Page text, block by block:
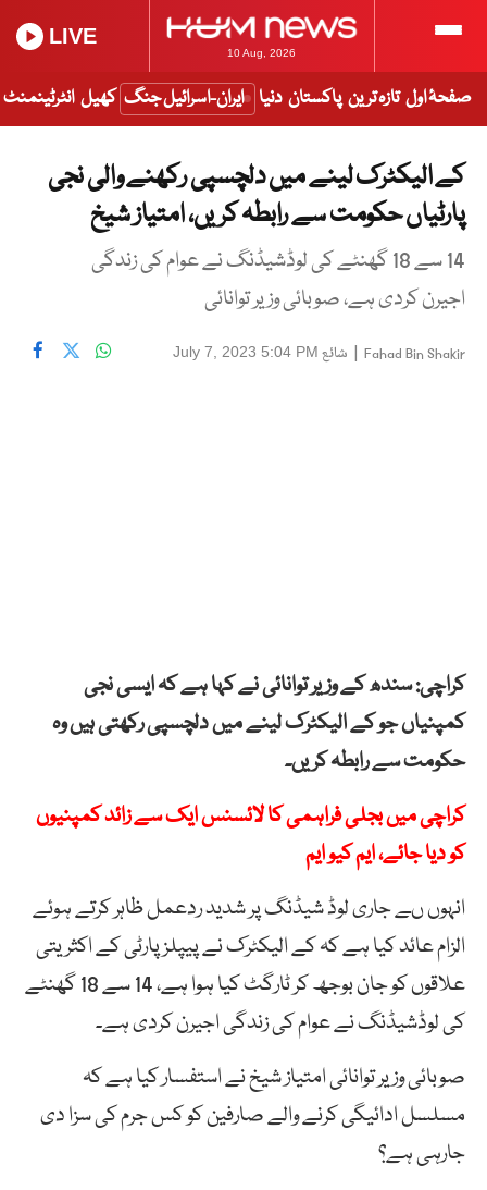
10 Aug, 2026
LIVE
صفحۂ اول تازہ ترین پاکستان دنیا ایران-اسرائیل جنگ کھیل انٹرٹینمنٹ
کے الیکٹرک لینے میں دلچسپی رکھنے والی نجی
پارٹیاں حکومت سے رابطہ کریں، امتیاز شیخ
14 سے 18 گھنٹے کی لوڈشیڈنگ نے عوام کی زندگی
اجیرن کردی ہے، صوبائی وزیر توانائی
Fahad Bin Shakir
| شائع July 7, 2023 5:04 PM
کراچی: سندھ کے وزیر توانائی نے کہا ہے کہ ایسی نجی
کمپنیاں جو کے الیکٹرک لینے میں دلچسپی رکھتی ہیں وہ
حکومت سے رابطہ کریں۔
کراچی میں بجلی فراہمی کا لائسنس ایک سے زائد کمپنیوں
کو دیا جائے، ایم کیو ایم
انہوں ںے جاری لوڈ شیڈنگ پر شدید ردعمل ظاہر کرتے ہوئے
الزام عائد کیا ہے کہ کے الیکٹرک نے پیپلز پارٹی کے اکثریتی
علاقوں کو جان بوجھ کر ٹارگٹ کیا ہوا ہے، 14 سے 18 گھنٹے
کی لوڈشیڈنگ نے عوام کی زندگی اجیرن کردی ہے۔
صوبائی وزیر توانائی امتیاز شیخ نے استفسار کیا ہے کہ
مسلسل ادائیگی کرنے والے صارفین کو کس جرم کی سزا دی
جارہی ہے؟